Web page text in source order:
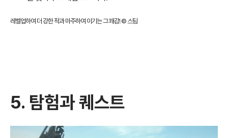
레벨업하여 더 강한 적과 마주하여 이기는 그 쾌감! © 스팀
5. 탐험과 퀘스트